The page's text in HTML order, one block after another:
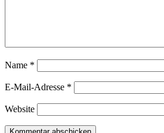
Name *
E-Mail-Adresse *
Website